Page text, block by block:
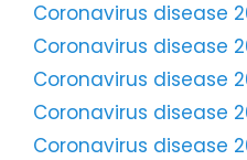
Coronavirus disease
Coronavirus disease
Coronavirus disease
Coronavirus disease
Coronavirus disease